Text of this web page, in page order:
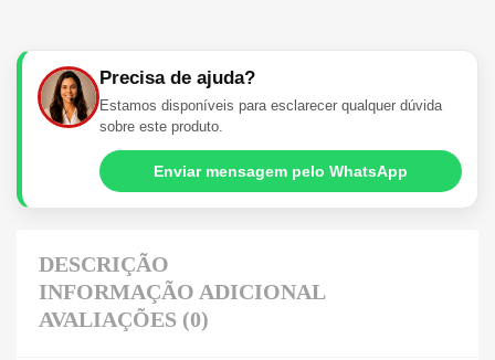
Precisa de ajuda?
Estamos disponíveis para esclarecer qualquer dúvida
sobre este produto.
Enviar mensagem pelo WhatsApp
DESCRIÇÃO
INFORMAÇÃO ADICIONAL
AVALIAÇÕES (0)